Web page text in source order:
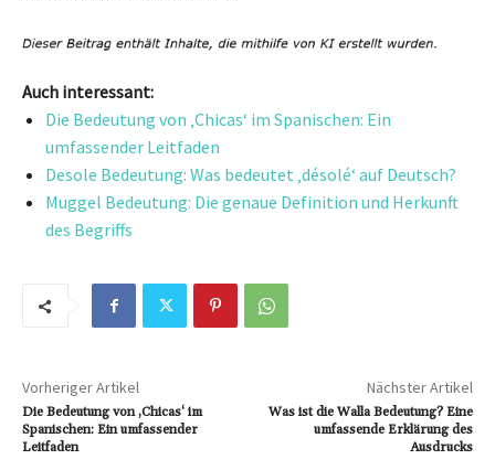
Auch interessant:
Die Bedeutung von ‚Chicas‘ im Spanischen: Ein
umfassender Leitfaden
Desole Bedeutung: Was bedeutet ‚désolé‘ auf Deutsch?
Muggel Bedeutung: Die genaue Definition und Herkunft
des Begriffs
Vorheriger Artikel
Die Bedeutung von ‚Chicas‘ im
Spanischen: Ein umfassender
Leitfaden
Nächster Artikel
Was ist die Walla Bedeutung? Eine
umfassende Erklärung des
Ausdrucks